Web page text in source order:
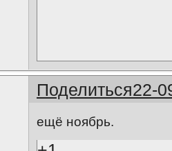
Поделиться22-
ещё ноябрь.